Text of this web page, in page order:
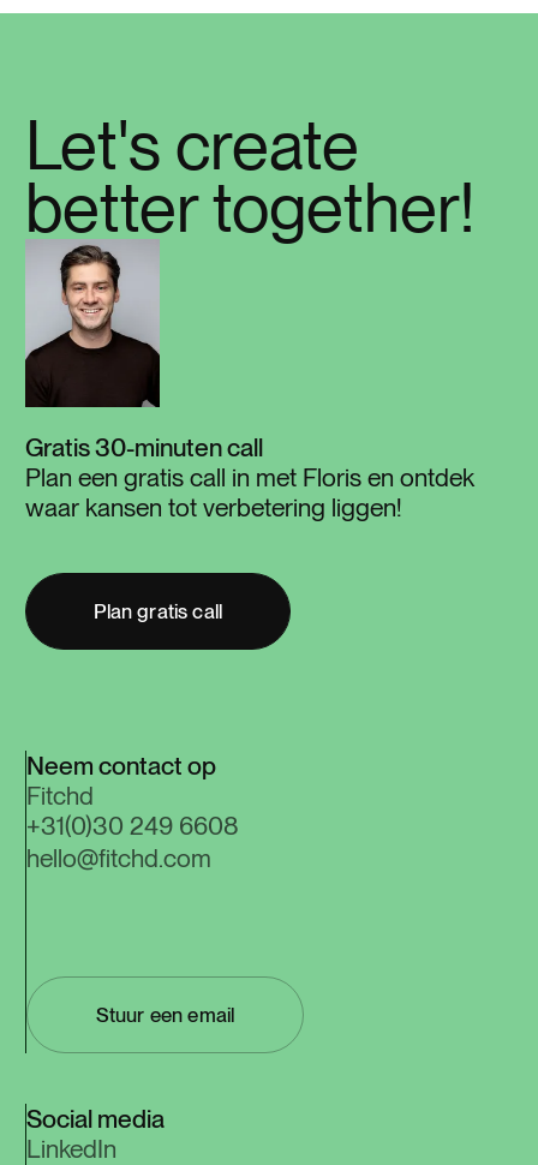
Let's create
better together!
Gratis 30-minuten call
Plan een gratis call in met Floris en ontdek
waar kansen tot verbetering liggen!
Plan gratis call
Neem contact op
Fitchd
+31(0)30 249 6608
hello@fitchd.com
Stuur een email
Social media
LinkedIn